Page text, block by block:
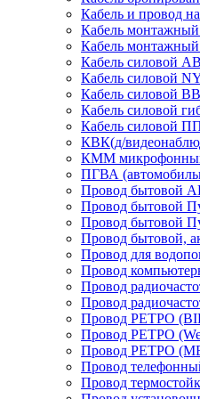
Кабель и провод
Кабель
Кабель
Кабель силовой
Кабель силовой
Кабель силовой
Кабель силовой
Кабель силовой
КВК(д/
КММ
ПГВА
Провод бытовой
Провод бытовой
Провод бытовой
Провод бытовой,
Провод для
Провод
Провод
Провод
Провод РЕТРО
Провод РЕТРО
Провод РЕТРО
Провод
Провод